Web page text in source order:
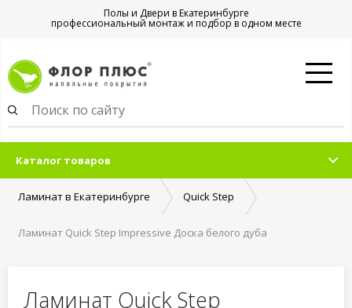
Полы и Двери в Екатеринбурге
профессиональный монтаж и подбор в одном месте
Каталог товаров
Ламинат в Екатеринбурге Quick Step
Ламинат Quick Step Impressive Доска белого дуба
Ламинат Quick Step